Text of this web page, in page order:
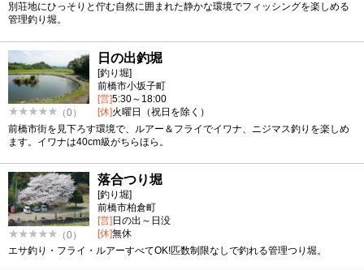
別荘地にひっそりと佇む自然に囲まれた静かな環境でフィッシングを楽しめる
管理釣り堀。
（0）
日の出釣堀
[釣り堀]
前橋市小坂子町
[営]5:30～18:00
[休]火曜日（祝日を除く）
前橋市街を見下ろす環境で、ルアー＆フライでイワナ、ニジマス釣りを楽しめ
ます。イワナは40cm級がちらほら。
（0）
落合つり堀
[釣り堀]
前橋市柏倉町
[営] 日の出～日没
[休]無休
エサ釣り・フライ・ルアーすべてOK!匹数制限なしで釣れる管理つり堀。